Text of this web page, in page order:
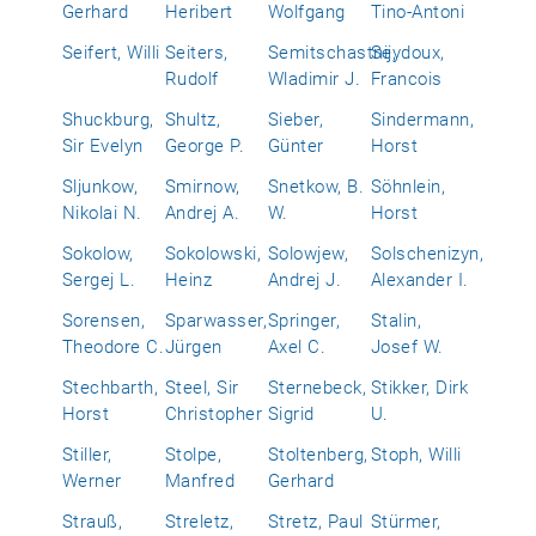
Gerhard
Heribert
Wolfgang
Tino-Antoni
Seifert, Willi Seiters,
Rudolf
Semitschastnij,
Wladimir J.
Seydoux,
Francois
Shuckburg,
Sir Evelyn
Shultz,
George P.
Sieber,
Günter
Sindermann,
Horst
Sljunkow,
Nikolai N.
Smirnow,
Andrej A.
Snetkow, B.
W.
Söhnlein,
Horst
Sokolow,
Sergej L.
Sokolowski,
Heinz
Solowjew,
Andrej J.
Solschenizyn,
Alexander I.
Sorensen,
Theodore C.
Sparwasser,
Jürgen
Springer,
Axel C.
Stalin,
Josef W.
Stechbarth,
Horst
Steel, Sir
Christopher
Sternebeck,
Sigrid
Stikker, Dirk
U.
Stiller,
Werner
Stolpe,
Manfred
Stoltenberg,
Gerhard
Stoph, Willi
Strauß,
Streletz,
Stretz, Paul Stürmer,